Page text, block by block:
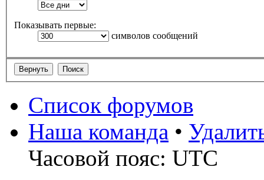
Показывать первые:
символов сообщений
Список форумов
Наша команда •
Часовой пояс: UTC